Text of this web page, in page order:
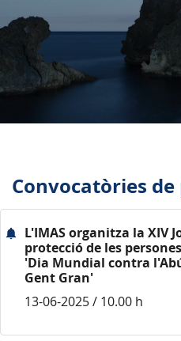
Convocatòries
L'IMAS organitza la XIV
protecció de les
'Dia Mundial contra
Gent Gran'
13-06-2025 / 10.00 h